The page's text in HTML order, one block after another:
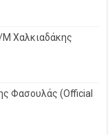
Χαλκιαδάκης
Φασουλάς (Official